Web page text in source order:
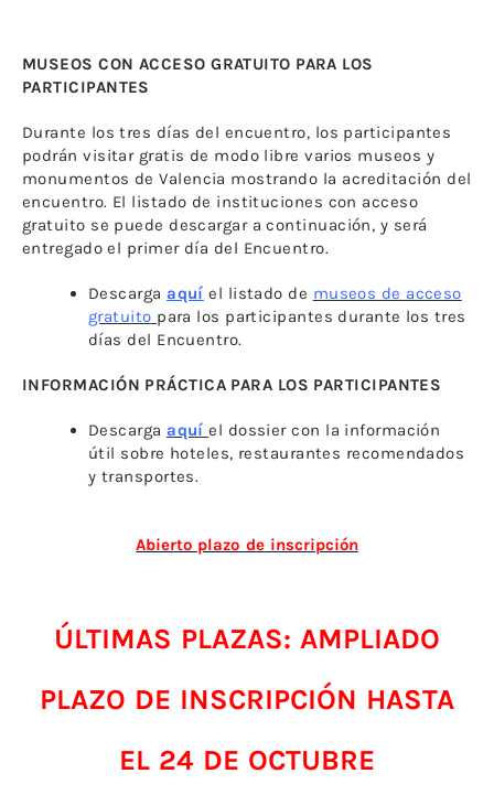
MUSEOS CON ACCESO GRATUITO PARA LOS
PARTICIPANTES
Durante los tres días del encuentro, los participantes
podrán visitar gratis de modo libre varios museos y
monumentos de Valencia mostrando la acreditación del
encuentro. El listado de instituciones con acceso
gratuito se puede descargar a continuación, y será
entregado el primer día del Encuentro.
Descarga aquí el listado de museos de acceso
gratuito para los participantes durante los tres
días del Encuentro.
INFORMACIÓN PRÁCTICA PARA LOS PARTICIPANTES
Descarga aquí el dossier con la información
útil sobre hoteles, restaurantes recomendados
y transportes.
Abierto plazo de inscripción
ÚLTIMAS PLAZAS: AMPLIADO
PLAZO DE INSCRIPCIÓN HASTA
EL 24 DE OCTUBRE